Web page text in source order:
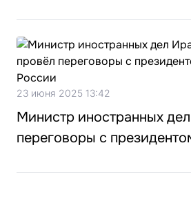
23 июня 2025 13:42
Министр иностранных
переговоры с